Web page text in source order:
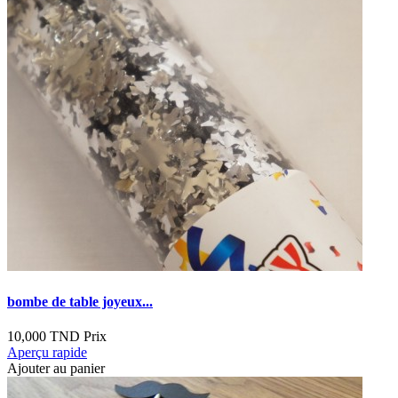
bombe de table joyeux...
10,000 TND Prix
Aperçu rapide
Ajouter au panier